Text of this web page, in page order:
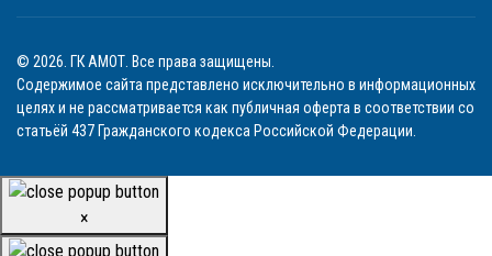
© 2026. ГК АМОТ. Все права защищены.
Содержимое сайта представлено исключительно в информационных
целях и не рассматривается как публичная оферта в соответствии со
статьёй 437 Гражданского кодекса Российской Федерации.
×